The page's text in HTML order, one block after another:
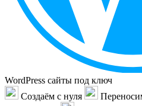
WordPress сайты под ключ
Создаём с нуля